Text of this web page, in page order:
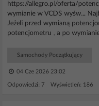
https://allegro.pl/oferta/
wymianie w VCDS wyśw...
Jeżeli przed wymianą
potencjometru , a po
Samochody Początkujący
04 Cze 2026 23:02
Odpowiedzi: 7 Wyświetleń: 186